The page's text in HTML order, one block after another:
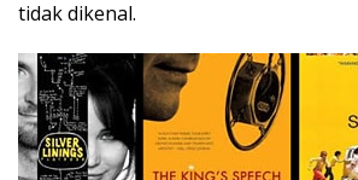
tidak dikenal.